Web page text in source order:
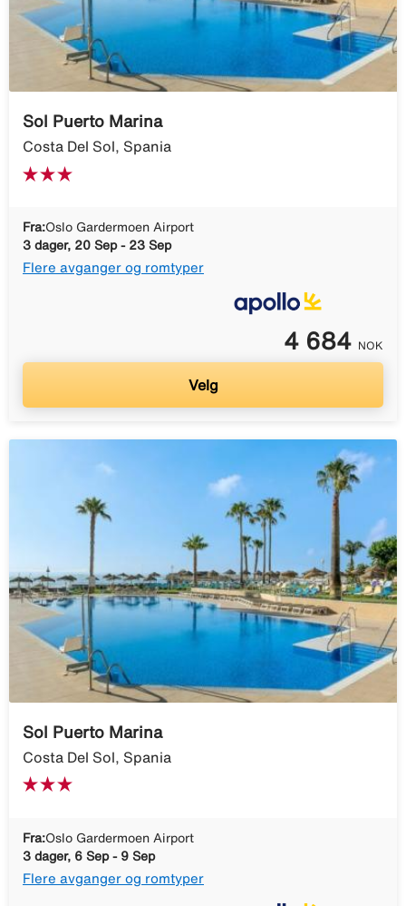
Sol Puerto Marina
Costa Del Sol, Spania
Fra:Oslo Gardermoen Airport
3 dager, 20 Sep - 23 Sep
Flere avganger og romtyper
4 684 NOK
Velg
Sol Puerto Marina
Costa Del Sol, Spania
Fra:Oslo Gardermoen Airport
3 dager, 6 Sep - 9 Sep
Flere avganger og romtyper